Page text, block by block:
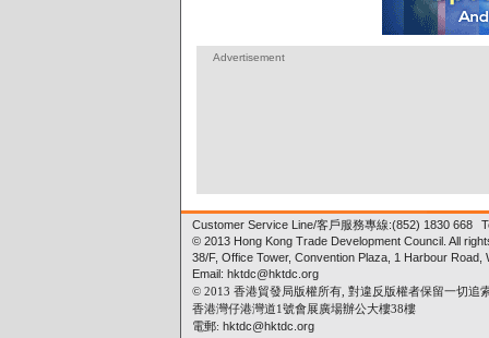
Advertisement
Customer Service Line/客戶服務專線:(852) 1830 668
© 2013 Hong Kong Trade Development Council. All
38/F, Office Tower, Convention Plaza, 1 Harbour Road,
Email: hktdc@hktdc.org
© 2013 香港貿發局版權所有, 對違反版權者保留一切追
香港灣仔港灣道1號會展廣場辦公大樓38樓
電郵: hktdc@hktdc.org